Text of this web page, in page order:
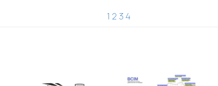
1 2 3 4